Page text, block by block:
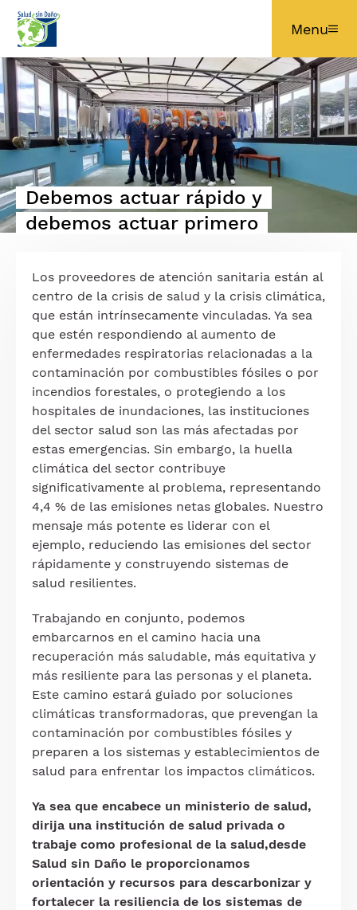
Pular para o conteúdo principal
Menu
Imagem
Debemos actuar rápido y
debemos actuar primero
Los proveedores de atención sanitaria están al
centro de la crisis de salud y la crisis climática,
que están intrínsecamente vinculadas. Ya sea
que estén respondiendo al aumento de
enfermedades respiratorias relacionadas a la
contaminación por combustibles fósiles o por
incendios forestales, o protegiendo a los
hospitales de inundaciones, las instituciones
del sector salud son las más afectadas por
estas emergencias. Sin embargo, la huella
climática del sector contribuye
significativamente al problema, representando
4,4 % de las emisiones netas globales. Nuestro
mensaje más potente es liderar con el
ejemplo, reduciendo las emisiones del sector
rápidamente y construyendo sistemas de
salud resilientes.
Trabajando en conjunto, podemos
embarcarnos en el camino hacia una
recuperación más saludable, más equitativa y
más resiliente para las personas y el planeta.
Este camino estará guiado por soluciones
climáticas transformadoras, que prevengan la
contaminación por combustibles fósiles y
preparen a los sistemas y establecimientos de
salud para enfrentar los impactos climáticos.
Ya sea que encabece un ministerio de salud,
dirija una institución de salud privada o
trabaje como profesional de la salud,desde
Salud sin Daño le proporcionamos
orientación y recursos para descarbonizar y
fortalecer la resiliencia de los sistemas de